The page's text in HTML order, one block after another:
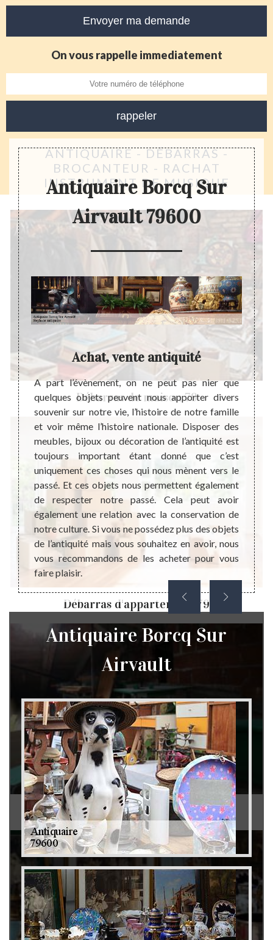
On vous rappelle immediatement
ANTIQUAIRE - DÉBARRAS -
BROCANTEUR - RACHAT
INSTRUMENT DE MUSIQUE
Débarras de maison 79
Débarras d'appartement 79
Débarras de grenier et cave 79
Antiquaire Borcq Sur
Airvault 79600
un ou
de
Achat, vente antiquité
A part l’évènement, on ne peut pas nier que
quelques objets peuvent nous apporter divers
souvenir sur notre vie, l’histoire de notre famille
et voir même l’histoire nationale. Disposer des
meubles, bijoux ou décoration de l’antiquité est
toujours important étant donné que c’est
uniquement ces choses qui nous mènent vers le
passé. Et ces objets nous permettent également
de respecter notre passé. Cela peut avoir
également une relation avec la conservation de
notre culture. Si vous ne possédez plus des objets
de l’antiquité mais vous souhaitez en avoir, nous
vous recommandons de les acheter pour vous
faire plaisir.
En
une
la
Antiquaire Borcq Sur
Airvault